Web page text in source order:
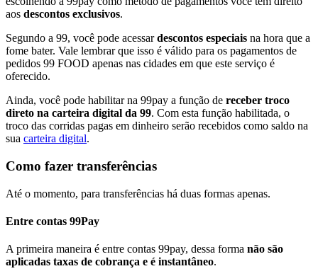
aos descontos exclusivos.
Segundo a 99, você pode acessardescontos especiais na hora que a
fome bater. Vale lembrar que isso é válido para os pagamentos de
pedidos 99 FOOD apenas nas cidades em que este serviço é
oferecido.
Ainda, você pode habilitar na 99pay a função de receber troco
direto na carteira digital da 99. Com esta função habilitada, o
troco das corridas pagas em dinheiro serão recebidos como saldo na
sua carteira digital.
Como fazer transferências
Até o momento, para transferências há duas formas apenas.
Entre contas 99Pay
A primeira maneira é entre contas 99pay, dessa forma não são
aplicadas taxas de cobrança e é instantâneo.